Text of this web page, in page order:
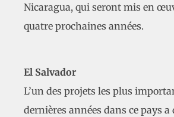
Nicaragua, qui seront mis en
quatre prochaines années.
El Salvador
L’un des projets les plus
dernières années dans ce pays